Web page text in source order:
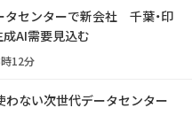
タセンターで新会社 千葉・印
AI需要見込む
12分
わない次世代データセンター